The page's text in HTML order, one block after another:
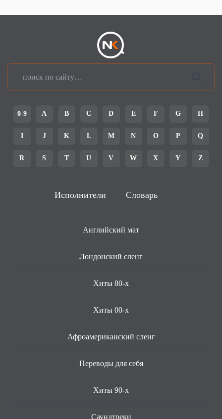
0-9 A B C D E F G H
I J K L M N O P Q
R S T U V W X Y Z
Исполнители Словарь
Английский мат
Лондонский сленг
Хиты 80-х
Хиты 00-х
Афроамериканский сленг
Переводы для себя
Хиты 90-х
Саундтреки